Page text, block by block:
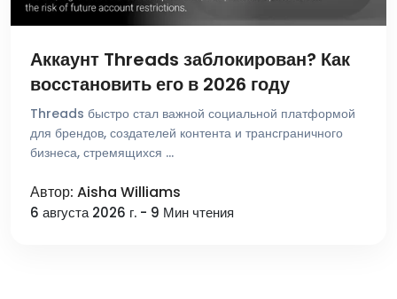
Аккаунт Threads заблокирован? Как
восстановить его в 2026 году
Threads быстро стал важной социальной платформой
для брендов, создателей контента и трансграничного
бизнеса, стремящихся …
Автор: Aisha Williams
6 августа 2026 г. - 9 Мин чтения